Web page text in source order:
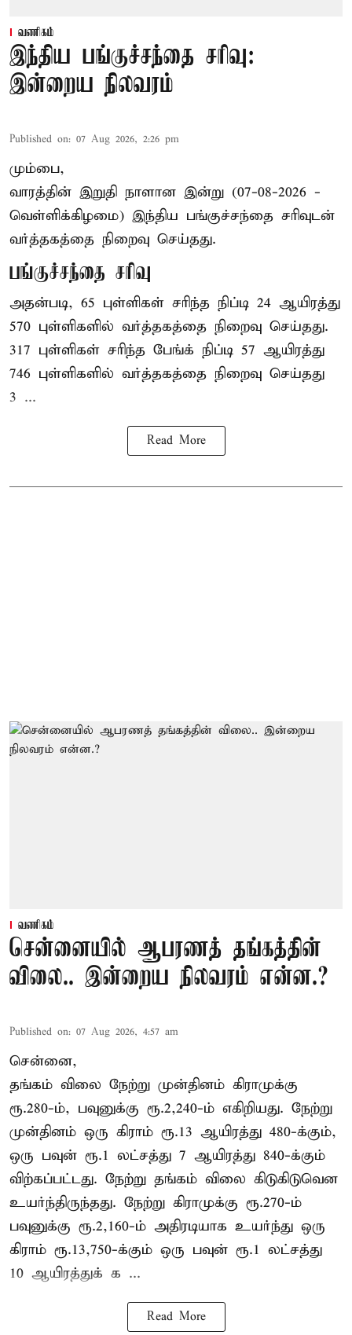
வணிகம்
இந்திய பங்குச்சந்தை சரிவு:
இன்றைய நிலவரம்
Published on: 07 Aug 2026, 2:26 pm
மும்பை,
வாரத்தின் இறுதி நாளான இன்று (07-08-2026 -
வெள்ளிக்கிழமை) இந்திய பங்குச்சந்தை சரிவுடன்
வர்த்தகத்தை நிறைவு செய்தது.
பங்குச்சந்தை சரிவு
அதன்படி, 65 புள்ளிகள் சரிந்த நிப்டி 24 ஆயிரத்து
570 புள்ளிகளில் வர்த்தகத்தை நிறைவு செய்தது.
317 புள்ளிகள் சரிந்த பேங்க் நிப்டி 57 ஆயிரத்து
746 புள்ளிகளில் வர்த்தகத்தை நிறைவு செய்தது
3 ...
Read More
வணிகம்
சென்னையில் ஆபரணத் தங்கத்தின்
விலை.. இன்றைய நிலவரம் என்ன.?
Published on: 07 Aug 2026, 4:57 am
சென்னை,
தங்கம் விலை நேற்று முன்தினம் கிராமுக்கு
ரூ.280-ம், பவுனுக்கு ரூ.2,240-ம் எகிறியது. நேற்று
முன்தினம் ஒரு கிராம் ரூ.13 ஆயிரத்து 480-க்கும்,
ஒரு பவுன் ரூ.1 லட்சத்து 7 ஆயிரத்து 840-க்கும்
விற்கப்பட்டது. நேற்று தங்கம் விலை கிடுகிடுவென
உயர்ந்திருந்தது. நேற்று கிராமுக்கு ரூ.270-ம்
பவுனுக்கு ரூ.2,160-ம் அதிரடியாக உயர்ந்து ஒரு
கிராம் ரூ.13,750-க்கும் ஒரு பவுன் ரூ.1 லட்சத்து
10 ஆயிரத்துக் க ...
Read More